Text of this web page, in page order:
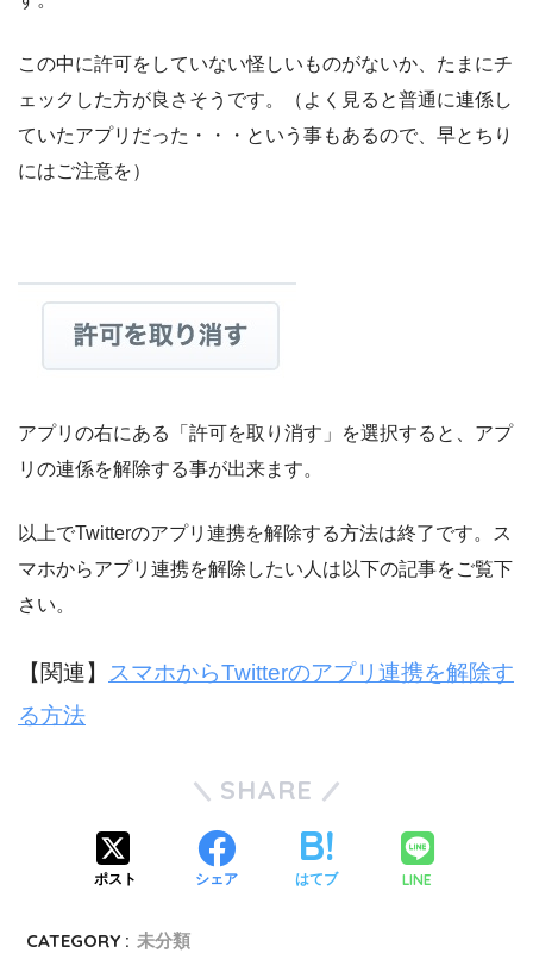
この中に許可をしていない怪しいものがないか、たまにチ
ェックした方が良さそうです。（よく見ると普通に連係し
ていたアプリだった・・・という事もあるので、早とちり
にはご注意を）
アプリの右にある「許可を取り消す」を選択すると、アプ
リの連係を解除する事が出来ます。
以上でTwitterのアプリ連携を解除する方法は終了です。ス
マホからアプリ連携を解除したい人は以下の記事をご覧下
さい。
【関連】
スマホからTwitterのアプリ連携を解除す
る方法
SHARE
ポスト シェア はてブ LINE
CATEGORY : 未分類